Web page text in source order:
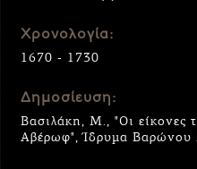
Χρονολογία:
1670 - 1730
Δημοσίευση:
Βασιλάκη, Μ., "Οι είκονες
Αβέρωφ", Ίδρυμα Βαρώνου